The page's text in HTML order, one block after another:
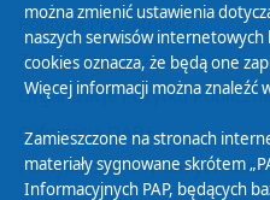
Polityka Prywatności
Zasady korzystania z Serwisu
Organizacje Pożytku
Cyfryzacja DAB+
Polityka ochrony danych
można zmienić ustawienia
naszych serwisów
cookies oznacza, że będą one
Więcej informacji można znaleźć
Zamieszczone na stronach
materiały sygnowane skrótem
Informacyjnych PAP, będących